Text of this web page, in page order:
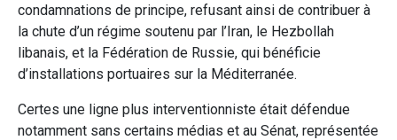
condamnations de principe, refusant ainsi de contribuer à
la chute d’un régime soutenu par l’Iran, le Hezbollah
libanais, et la Fédération de Russie, qui bénéficie
d’installations portuaires sur la Méditerranée.
Certes une ligne plus interventionniste était défendue
notamment sans certains médias et au Sénat, représentée